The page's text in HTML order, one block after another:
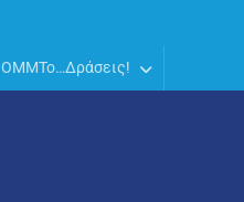
OMMTo…Δράσεις!